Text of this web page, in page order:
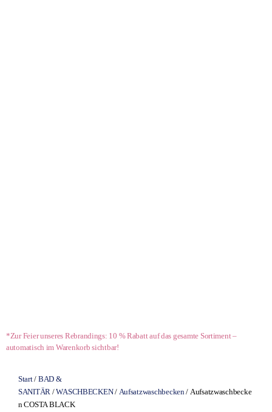
*Zur Feier unseres Rebrandings: 10 % Rabatt auf das gesamte Sortiment –
automatisch im Warenkorb sichtbar!
Start/ BAD &
SANITÄR /WASCHBECKEN/ Aufsatzwaschbecken / Aufsatzwaschbecke
n COSTA BLACK